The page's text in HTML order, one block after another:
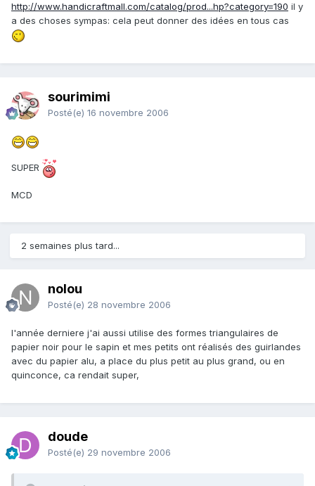
http://www.handicraftmall.com/catalog/prod...hp?category=190 il y
a des choses sympas: cela peut donner des idées en tous cas
sourimimi
Posté(e) 16 novembre 2006
SUPER
MCD
2 semaines plus tard...
nolou
Posté(e) 28 novembre 2006
l'année derniere j'ai aussi utilise des formes triangulaires de
papier noir pour le sapin et mes petits ont réalisés des guirlandes
avec du papier alu, a place du plus petit au plus grand, ou en
quinconce, ca rendait super,
doude
Posté(e) 29 novembre 2006